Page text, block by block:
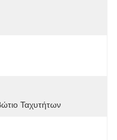
Ταχυτήτων